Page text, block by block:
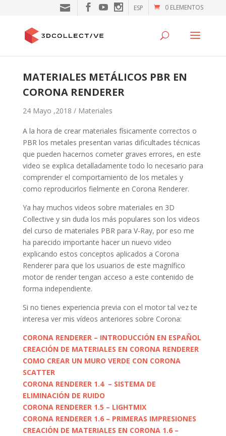
0 ELEMENTOS
ESP
MATERIALES METÁLICOS PBR EN
CORONA RENDERER
24 Mayo ,2018 / Materiales
A la hora de crear materiales físicamente correctos o
PBR los metales presentan varias dificultades técnicas
que pueden hacernos cometer graves errores, en este
video se explica detalladamente todo lo necesario para
comprender el comportamiento de los metales y
como reproducirlos fielmente en Corona Renderer.
Ya hay muchos videos sobre materiales en 3D
Collective y sin duda los más populares son los videos
del curso de materiales PBR para V-Ray, por eso me
ha parecido importante hacer un nuevo video
explicando estos conceptos aplicados a Corona
Renderer para que los usuarios de este magnífico
motor de render tengan acceso a este contenido de
forma independiente.
Si no tienes experiencia previa con el motor tal vez te
interesa ver mis vídeos anteriores sobre Corona:
CORONA RENDERER – INTRODUCCIÓN EN ESPAÑOL
CREACIÓN DE MATERIALES EN CORONA RENDERER
COMO CREAR UN MURO VERDE CON CORONA
SCATTER
CORONA RENDERER 1.4 – SISTEMA DE
ELIMINACIÓN DE RUIDO
CORONA RENDERER 1.5 – LIGHTMIX
CORONA RENDERER 1.6 – PRIMERAS IMPRESIONES
CREACIÓN DE MATERIALES EN CORONA 1.6 –